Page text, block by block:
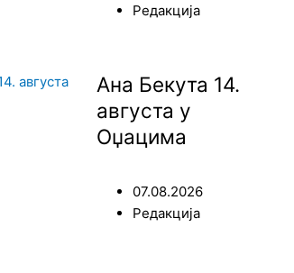
Редакција
Ана Бекута 14.
августа у
Оџацима
07.08.2026
Редакција